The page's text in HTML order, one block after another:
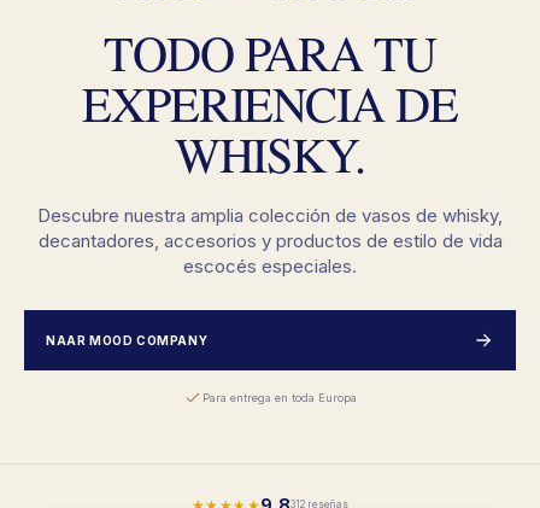
TODO PARA TU
EXPERIENCIA DE
WHISKY.
Descubre nuestra amplia colección de vasos de whisky,
decantadores, accesorios y productos de estilo de vida
escocés especiales.
NAAR MOOD COMPANY
Para entrega en toda Europa
★★★★★ 312 reseñas